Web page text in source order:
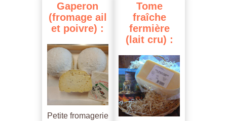
Gaperon
(fromage ail
et poivre) :
Petite fromagerie
Tome
fraîche
fermière
(lait cru) :